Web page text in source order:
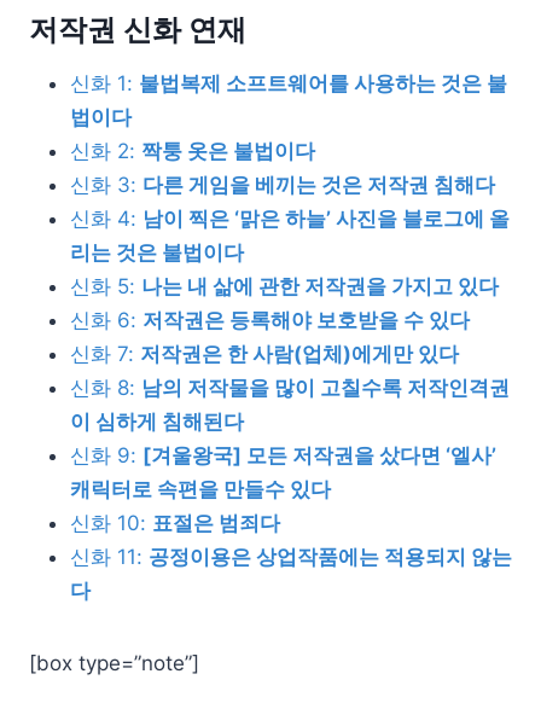
저작권 신화 연재
신화 1: 불법복제 소프트웨어를 사용하는 것은 불
법이다
신화 2: 짝퉁 옷은 불법이다
신화 3: 다른 게임을 베끼는 것은 저작권 침해다
신화 4: 남이 찍은 ‘맑은 하늘’ 사진을 블로그에 올
리는 것은 불법이다
신화 5: 나는 내 삶에 관한 저작권을 가지고 있다
신화 6: 저작권은 등록해야 보호받을 수 있다
신화 7: 저작권은 한 사람(업체)에게만 있다
신화 8: 남의 저작물을 많이 고칠수록 저작인격권
이 심하게 침해된다
신화 9: [겨울왕국] 모든 저작권을 샀다면 ‘엘사’
캐릭터로 속편을 만들수 있다
신화 10: 표절은 범죄다
신화 11: 공정이용은 상업작품에는 적용되지 않는
다
[box type=”note”]